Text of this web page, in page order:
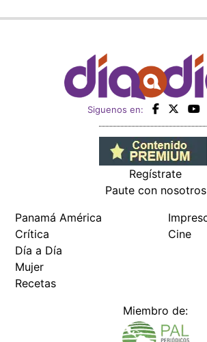
Siguenos en:
Regístrate
Paute con nosotros
Panamá América
Crítica
Día a Día
Mujer
Recetas
Cine
Miembro de: